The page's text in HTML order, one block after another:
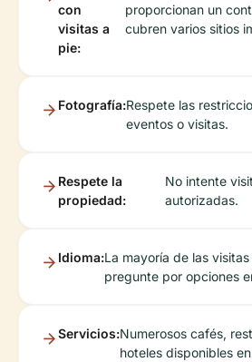
con
visitas a
pie:
proporcionan un
cubren varios sitios
Fotografía:Respete las
eventos o visitas.
Respete la
propiedad:
No intente
autorizadas.
Idioma:La mayoría de las
pregunte por opciones
Servicios:Numerosos cafés,
hoteles disponibles